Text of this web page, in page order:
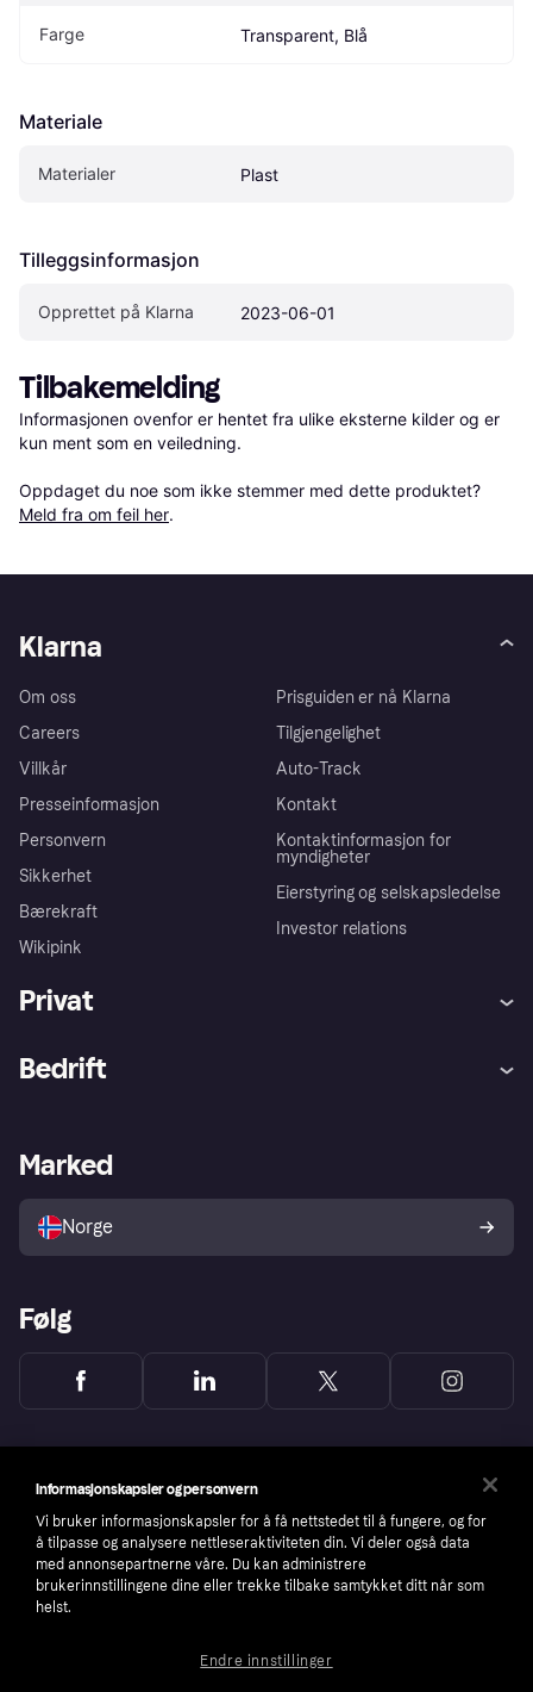
Farge Transparent, Blå
Materiale
Materialer Plast
Tilleggsinformasjon
Opprettet på Klarna 2023-06-01
Tilbakemelding
Informasjonen ovenfor er hentet fra ulike eksterne kilder og er
kun ment som en veiledning.
Oppdaget du noe som ikke stemmer med dette produktet?
Meld fra om feil her.
Klarna
Om oss
Careers
Villkår
Presseinformasjon
Personvern
Sikkerhet
Bærekraft
Wikipink
Prisguiden er nå Klarna
Tilgjengelighet
Auto-Track
Kontakt
Kontaktinformasjon for
myndigheter
Eierstyring og selskapsledelse
Investor relations
Privat
Utforsk butikker
Bedrift
Merchant portal
Marked
Norge
Følg
Informasjonskapsler og personvern
Vi bruker informasjonskapsler for å få nettstedet til å fungere, og for
å tilpasse og analysere nettleseraktiviteten din. Vi deler også data
med annonsepartnerne våre. Du kan administrere
brukerinnstillingene dine eller trekke tilbake samtykket ditt når som
helst.
Endre innstillinger